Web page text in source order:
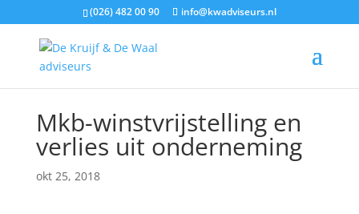
(026) 482 00 90 info@kwadviseurs.nl
Mkb-winstvrijstelling en
verlies uit onderneming
okt 25, 2018